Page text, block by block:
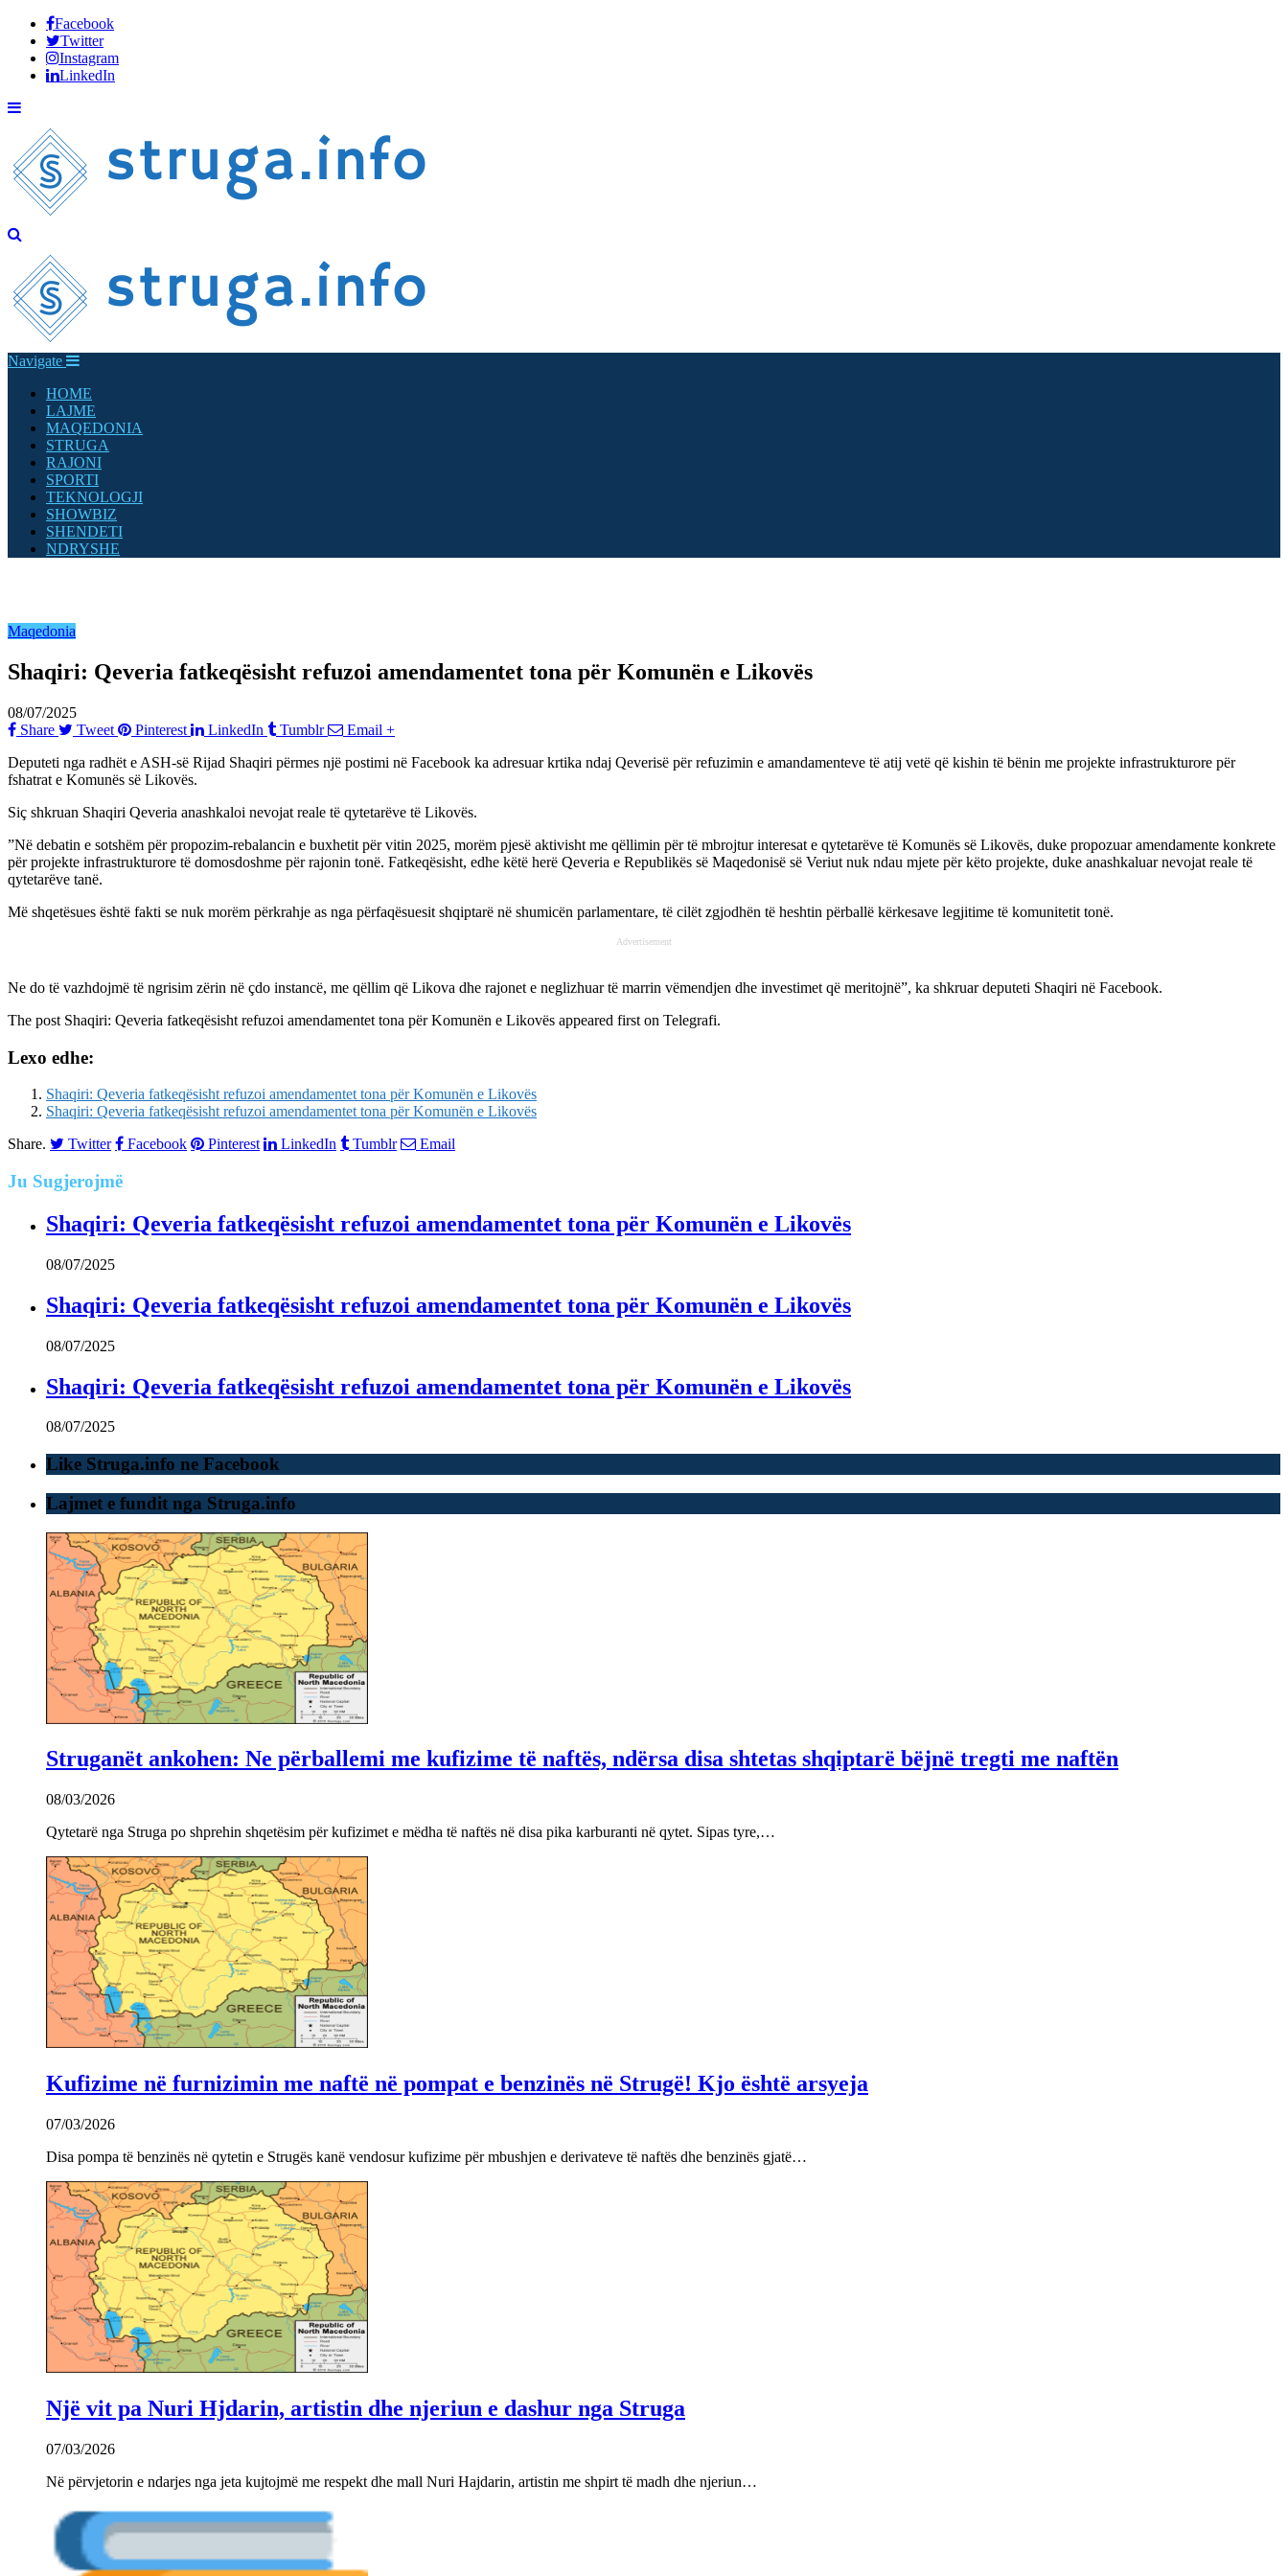
Facebook
Twitter
Instagram
LinkedIn
Navigate
HOME
LAJME
MAQEDONIA
STRUGA
RAJONI
SPORTI
TEKNOLOGJI
SHOWBIZ
SHENDETI
NDRYSHE
Maqedonia
Shaqiri: Qeveria fatkeqësisht refuzoi amendamentet tona për Komunën e Likovës
08/07/2025
Share
Tweet Pinterest LinkedIn Tumblr Email +
Deputeti nga radhët e ASH-së Rijad Shaqiri përmes një postimi në Facebook ka adresuar krtika ndaj Qeverisë për refuzimin e amandamenteve të atij vetë që kishin të bënin me projekte infrastrukturore për
fshatrat e Komunës së Likovës.
Siç shkruan Shaqiri Qeveria anashkaloi nevojat reale të qytetarëve të Likovës.
”Në debatin e sotshëm për propozim-rebalancin e buxhetit për vitin 2025, morëm pjesë aktivisht me qëllimin për të mbrojtur interesat e qytetarëve të Komunës së Likovës, duke propozuar amendamente konkrete
për projekte infrastrukturore të domosdoshme për rajonin tonë. Fatkeqësisht, edhe këtë herë Qeveria e Republikës së Maqedonisë së Veriut nuk ndau mjete për këto projekte, duke anashkaluar nevojat reale të
qytetarëve tanë.
Më shqetësues është fakti se nuk morëm përkrahje as nga përfaqësuesit shqiptarë në shumicën parlamentare, të cilët zgjodhën të heshtin përballë kërkesave legjitime të komunitetit tonë.
Advertisement
Ne do të vazhdojmë të ngrisim zërin në çdo instancë, me qëllim që Likova dhe rajonet e neglizhuar të marrin vëmendjen dhe investimet që meritojnë”, ka shkruar deputeti Shaqiri në Facebook.
The post Shaqiri: Qeveria fatkeqësisht refuzoi amendamentet tona për Komunën e Likovës appeared first on Telegrafi.
Lexo edhe:
Shaqiri: Qeveria fatkeqësisht refuzoi amendamentet tona për Komunën e Likovës
Shaqiri: Qeveria fatkeqësisht refuzoi amendamentet tona për Komunën e Likovës
Share.
Twitter Facebook Pinterest LinkedIn Tumblr Email
Ju Sugjerojmë
Shaqiri: Qeveria fatkeqësisht refuzoi amendamentet tona për Komunën e Likovës
08/07/2025
Shaqiri: Qeveria fatkeqësisht refuzoi amendamentet tona për Komunën e Likovës
08/07/2025
Shaqiri: Qeveria fatkeqësisht refuzoi amendamentet tona për Komunën e Likovës
08/07/2025
Like Struga.info ne Facebook
Lajmet e fundit nga Struga.info
Struganët ankohen: Ne përballemi me kufizime të naftës, ndërsa disa shtetas shqiptarë bëjnë tregti me naftën
08/03/2026
Qytetarë nga Struga po shprehin shqetësim për kufizimet e mëdha të naftës në disa pika karburanti në qytet. Sipas tyre,…
Kufizime në furnizimin me naftë në pompat e benzinës në Strugë! Kjo është arsyeja
07/03/2026
Disa pompa të benzinës në qytetin e Strugës kanë vendosur kufizime për mbushjen e derivateve të naftës dhe benzinës gjatë…
Një vit pa Nuri Hjdarin, artistin dhe njeriun e dashur nga Struga
07/03/2026
Në përvjetorin e ndarjes nga jeta kujtojmë me respekt dhe mall Nuri Hajdarin, artistin me shpirt të madh dhe njeriun…